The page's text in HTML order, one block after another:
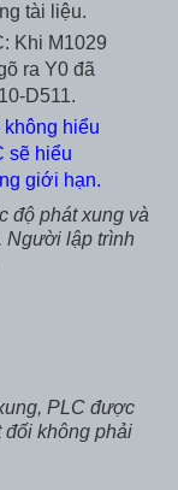
tài liệu.
Khi M1029
ra Y0 đã
D511.
không hiểu
sẽ hiểu
giới hạn.
độ phát xung và
Người lập trình
PLC được
đối không phải